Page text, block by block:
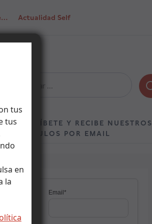
tus
tus
en
la
Actualidad Self
SUSCRÍBETE Y RECIBE NUESTROS
ARTÍCULOS POR EMAIL